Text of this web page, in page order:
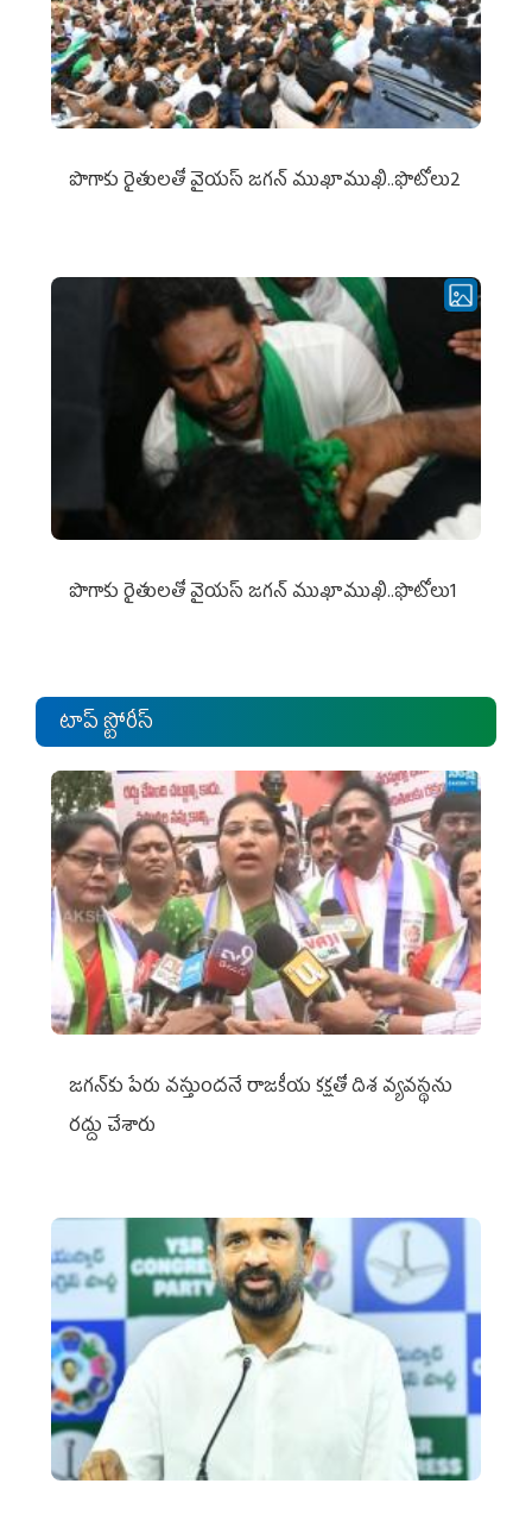
పొగాకు రైతుల‌తో వైయ‌స్ జ‌గ‌న్ ముఖాముఖి..ఫొటోలు2
పొగాకు రైతుల‌తో వైయ‌స్ జ‌గ‌న్ ముఖాముఖి..ఫొటోలు1
టాప్ స్టోరీస్
జగన్‌కు పేరు వస్తుందనే రాజకీయ కక్షతో దిశ వ్య‌వ‌స్థ‌ను
రద్దు చేశారు